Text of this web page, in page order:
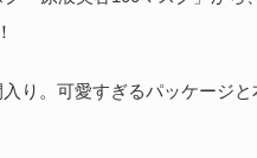
り。可愛すぎるパッケージ